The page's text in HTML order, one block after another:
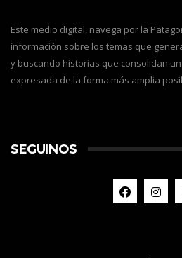
Este medio digital, navega por la
información sobre los temas que
y buscando historias que consolidan
expresada de la forma más amplia
SEGUINOS